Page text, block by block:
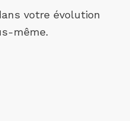
votre évolution
même.